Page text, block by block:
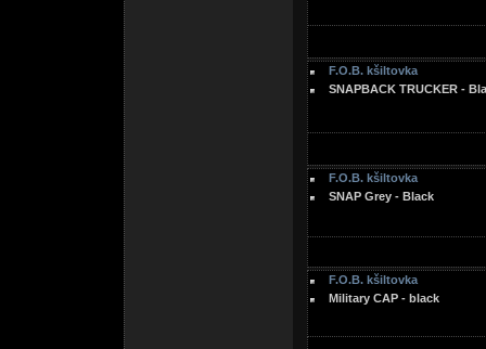
F.O.B. kšiltovka
SNAPBACK TRUCKER -
F.O.B. kšiltovka
SNAP Grey - Black
F.O.B. kšiltovka
Military CAP - black